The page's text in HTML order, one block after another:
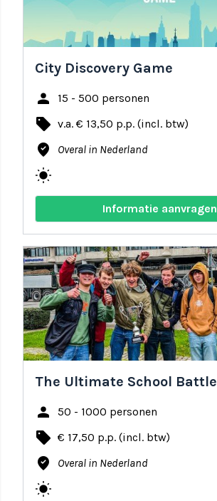
City Discovery Game
person 15 - 500 personen
local_offer v.a. € 13,50 p.p. (incl. btw)
where_to_vote Overal in Nederland
wb_sunny
Informatie aanvragen
The Ultimate School Battle
person 50 - 1000 personen
local_offer € 17,50 p.p. (incl. btw)
where_to_vote Overal in Nederland
wb_sunny